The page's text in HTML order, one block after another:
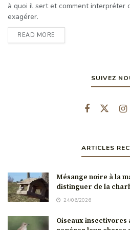
à quoi il sert et comment interpréter
exagérer.
READ MORE
SUIVEZ
ARTICLES
Mésange noire à la
distinguer de la
24/06/2026
Oiseaux insectivores